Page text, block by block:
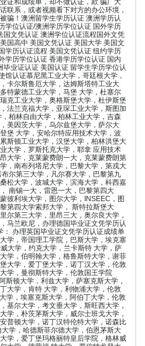
证和成绩单，却不做认证，欺 骗广大
联系，或者视频看下对方的办公环境，
骗！澳洲留学生学历认证 澳洲学历认
学位认证/澳洲学历学位认证 国外学历
国文凭认证 澳洲学位认证流程国外文凭
国高中 美国文凭认证 美国大学 美国文
学历认证流程 美国文凭认证 纽约学历
学历学位认证 香港学历学位认证 国内
业证认证 美国认证 留学生学历学位认
馆认证慕尼黑工业大学，哥廷根大学，
卡尔斯鲁厄大学，达姆斯塔特工业大
特蒙德工业大学，马堡 大学，杜塞尔
克工业大学，奥格斯堡大学，杜伊斯堡
法兰克福大学，亚琛工业大学，斯图加
柏林自由大学，柏林工业大学，吉森
美因茨大学，乌尔兹堡大学，萨尔大
堡 大学，安哈尔特应用技术大学，波
斯顿工业大学，汉堡大学，柏林洪堡大
大学，罗斯托克大学，耶拿 应用技术
大学，克莱蒙费朗一大，克莱蒙费朗第
，南布列塔尼大学，巴黎大学，第戎大
尔第三大学，凡尔赛大学，巴黎第九
松大学，波城大学，滨海大学，科西嘉
南锡一大，雷恩一大，巴黎第四大
彼利埃大学，图尔大学，INSEEC，图
第四大学索邦大学， 斯特拉斯堡大
尔第三大学，里昂三大，奥尔良大学，
马兰欧尼，办理德国毕业证文凭学历认
： 办理英国毕业证文凭学历认证成绩单
学，帝国理工学院，巴斯大学，埃克塞
大学，约克大学，兰卡斯特 大学，萨
学，伯明翰大学，格鲁斯特大学，谢菲
大学，爱丁堡大学，诺丁汉大学，伦敦
学，曼彻斯特大学，伦敦国王学院
斯顿大学，利兹大学，萨塞克斯大学，
大学，肯特 大学，利物浦大学，伦敦
学，埃塞克斯大学，阿伯丁大学，伦敦
基尔大学，考文垂大学，斯旺西大学，
学，朴茨茅斯大学，威尔士班戈大学，
普顿大学，诺丁汉特伦特大学，诺森比
学，哈德斯菲尔德大学，伯恩茅斯大
学，爱丁堡玛格丽特皇后学院，格林威